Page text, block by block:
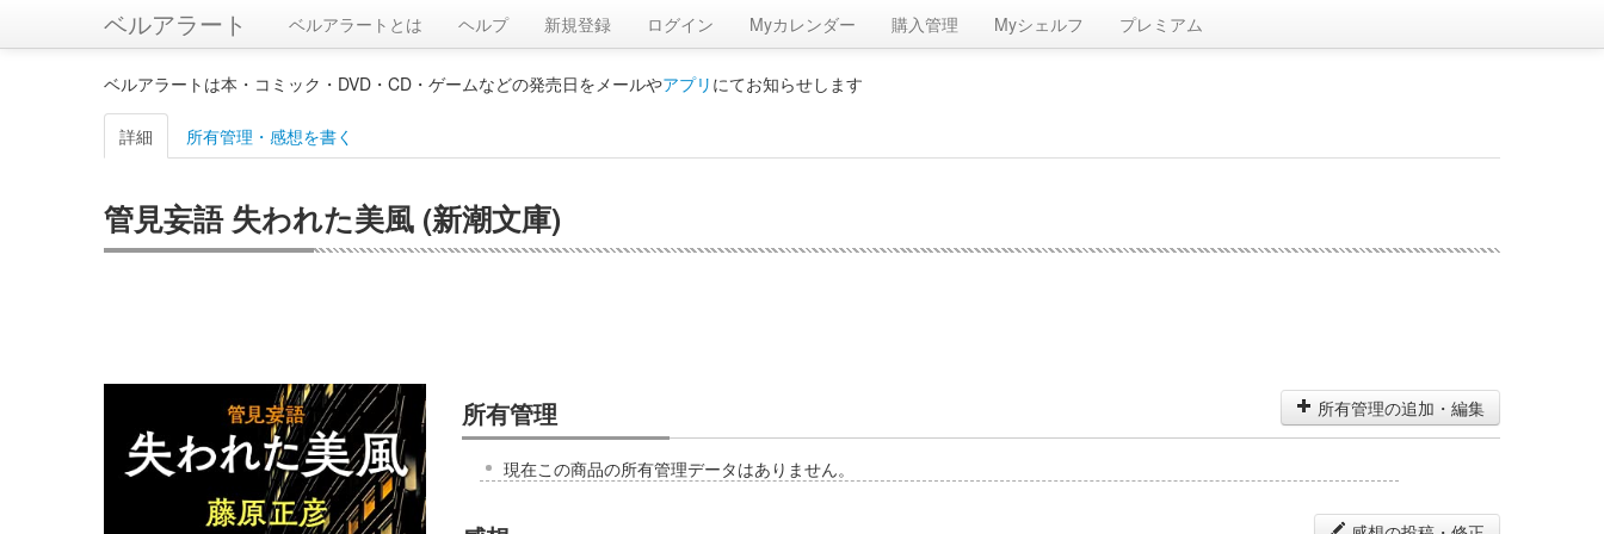
ベルアラート ベルアラートとは ヘルプ 新規登録 ログイン Myカレンダー 購入管理 Myシェルフ プレミアム
ベルアラートは本・コミック・DVD・CD・ゲームなどの発売日をメールやアプリ にてお知らせします
詳細 所有管理・感想を書く
管見妄語 失われた美風 (新潮文庫)
所有管理 所有管理の追加・編集
現在この商品の所有管理データはありません。